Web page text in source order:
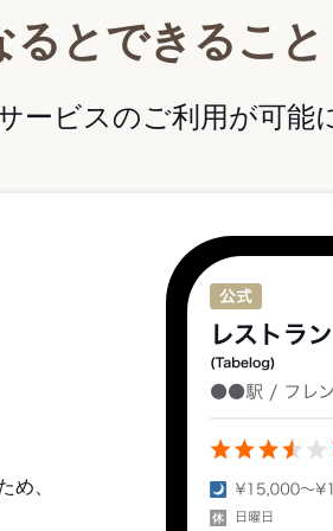
るとできること
ービスのご利用が可能
、